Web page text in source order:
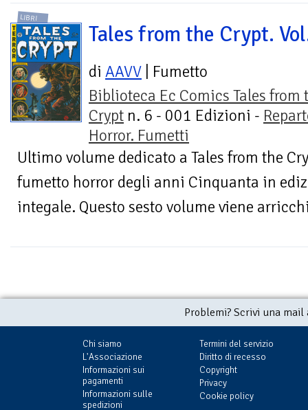
LIBRI
Tales from the Crypt.
di AAVV | Fumetto
Biblioteca Ec Comics Tales from
Crypt n. 6 - 001 Edizioni -
Horror. Fumetti
Ultimo volume dedicato a Tales from the
fumetto horror degli anni Cinquanta in
integale. Questo sesto volume viene
Problemi? Scrivi una
Chi siamo
L'Associazione
Informazioni sui
pagamenti
Informazioni sulle
spedizioni
Termini del servizio
Diritto di recesso
Copyright
Privacy
Cookie policy